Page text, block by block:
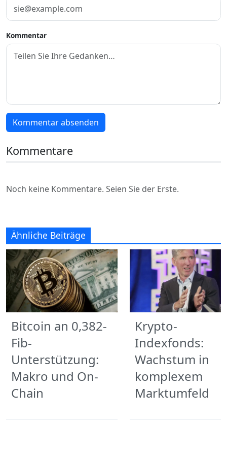
Kommentar
Kommentar absenden
Kommentare
Noch keine Kommentare. Seien Sie der Erste.
Ähnliche Beiträge
Bitcoin an 0,382-
Fib-
Unterstützung:
Makro und On-
Chain
Krypto-
Indexfonds:
Wachstum in
komplexem
Marktumfeld